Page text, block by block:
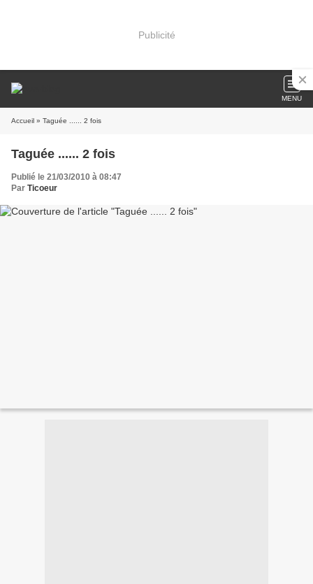
Publicité
MENU
Accueil » Taguée ...... 2 fois
Taguée ...... 2 fois
Publié le 21/03/2010 à 08:47
Par Ticoeur